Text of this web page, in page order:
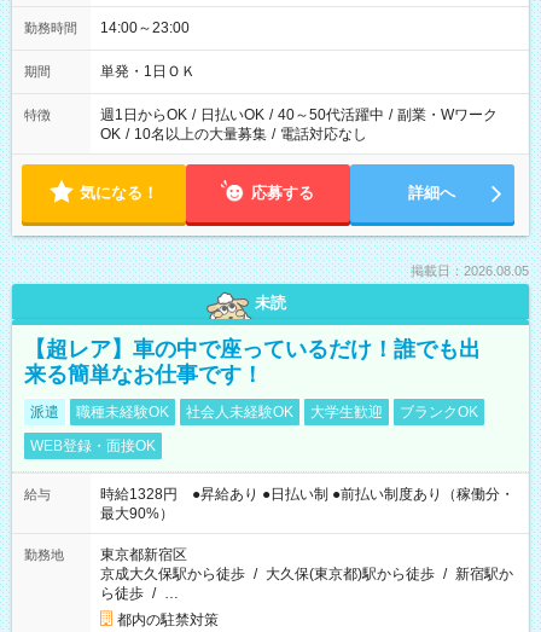
勤務時間 14:00～23:00
期間 単発・1日ＯＫ
特徴 週1日からOK / 日払いOK / 40～50代活躍中 / 副業・Wワーク
OK / 10名以上の大量募集 / 電話対応なし
気になる！ 応募する 詳細へ
掲載日：2026.08.05
未読
【超レア】車の中で座っているだけ！誰でも出
来る簡単なお仕事です！
派遣 職種未経験OK 社会人未経験OK 大学生歓迎
ブランクOK
WEB登録・面接OK
給与
時給1328円 ●昇給あり ●日払い制 ●前払い制度あり（稼働分・
最大90%）
勤務地
東京都新宿区
京成大久保駅から徒歩 / 大久保(東京都)駅から徒歩 / 新宿駅か
ら徒歩 / …
都内の駐禁対策